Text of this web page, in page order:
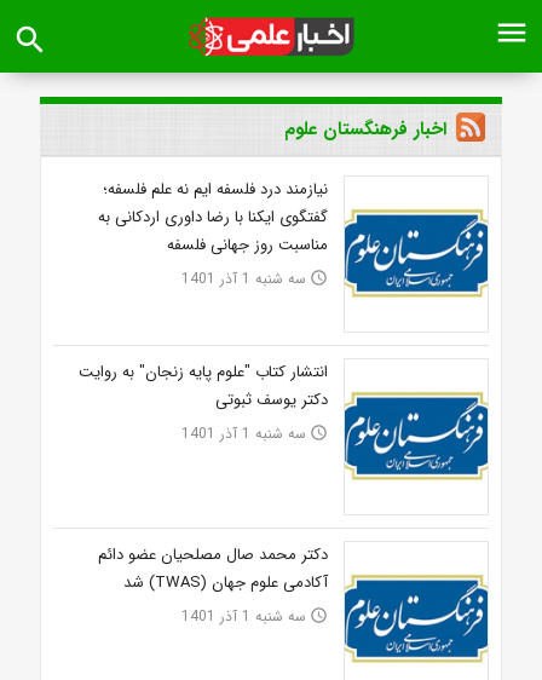
menu
search
اخبار فرهنگستان علوم
نیازمند درد فلسفه ایم نه علم فلسفه؛
گفتگوی ایکنا با رضا داوری اردکانی به
مناسبت روز جهانی فلسفه
access_time سه شنبه 1 آذر 1401
انتشار کتاب "علوم پایه زنجان" به روایت
دکتر یوسف ثبوتی
access_time سه شنبه 1 آذر 1401
دکتر محمد صال مصلحیان عضو دائم
آکادمی علوم جهان (TWAS) شد
access_time سه شنبه 1 آذر 1401